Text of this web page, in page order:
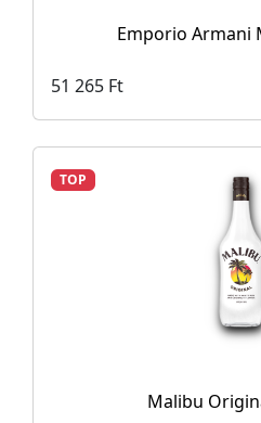
Emporio Armani
51 265 Ft
TOP
Malibu